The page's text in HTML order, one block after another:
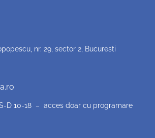
nr. 29, sector 2, Bucuresti
D 10-18 – acces doar cu programare